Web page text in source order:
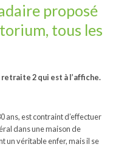
proposé
tous les
2 qui est à l’affiche.
ans, est contraint d’effectuer
dans une maison de
un véritable enfer, mais il se